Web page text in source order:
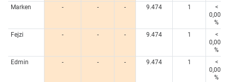
Marken
- - - 9.474 1
<
0,005
%
Fejzi
- - - 9.474 1
<
0,005
%
Edmin
- - - 9.474 1
<
0,005
%